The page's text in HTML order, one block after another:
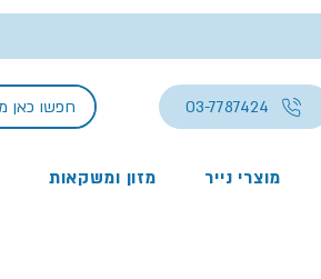
03-7787424
מוצרי נייר מזון ומשקאות